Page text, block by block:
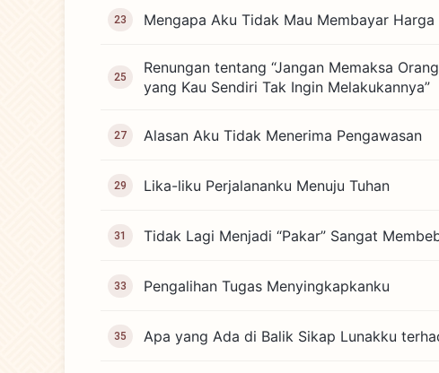
23 Mengapa Aku Tidak Mau Membayar Harga
25
Renungan tentang “Jangan Memaksa
yang Kau Sendiri Tak Ingin Melakukannya”
27 Alasan Aku Tidak Menerima Pengawasan
29 Lika-liku Perjalananku Menuju Tuhan
31 Tidak Lagi Menjadi “Pakar” Sangat
33 Pengalihan Tugas Menyingkapkanku
35 Apa yang Ada di Balik Sikap Lunakku